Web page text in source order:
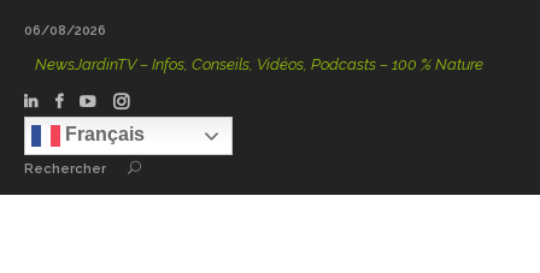
06/08/2026
NewsJardinTV – Infos, Conseils, Vidéos, Podcasts – 100 % Nature
Français
Rechercher